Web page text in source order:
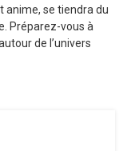
anime, se tiendra du
Préparez-vous à
de l’univers